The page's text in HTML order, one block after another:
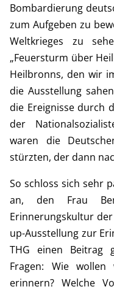
Bombardierung
zum Aufgeben zu
Weltkrieges zu
„Feuersturm über
Heilbronns, den wir
die Ausstellung
die Ereignisse durch
der
waren die
stürzten, der dann
So schloss sich sehr
an, den Frau
Erinnerungskultur
up-Ausstellung zur
THG einen Beitrag
Fragen: Wie
erinnern? Welche